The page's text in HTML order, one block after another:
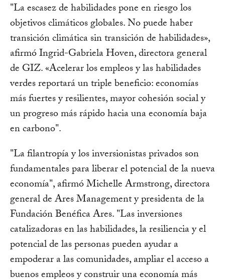
"La escasez de habilidades pone en riesgo los
objetivos climáticos globales. No puede haber
transición climática sin transición de habilidades»,
afirmó Ingrid-Gabriela Hoven, directora general
de GIZ. «Acelerar los empleos y las habilidades
verdes reportará un triple beneficio: economías
más fuertes y resilientes, mayor cohesión social y
un progreso más rápido hacia una economía baja
en carbono".
"La filantropía y los inversionistas privados son
fundamentales para liberar el potencial de la nueva
economía", afirmó Michelle Armstrong, directora
general de Ares Management y presidenta de la
Fundación Benéfica Ares. "Las inversiones
catalizadoras en las habilidades, la resiliencia y el
potencial de las personas pueden ayudar a
empoderar a las comunidades, ampliar el acceso a